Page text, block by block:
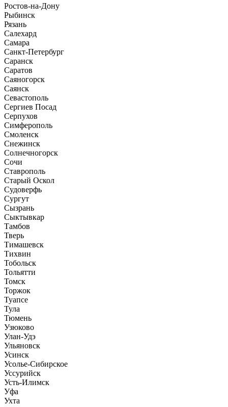
Ростов-на-Дону
Рыбинск
Рязань
Салехард
Самара
Санкт-Петербург
Саранск
Саратов
Саяногорск
Саянск
Севастополь
Сергиев Посад
Серпухов
Симферополь
Смоленск
Снежинск
Солнечногорск
Сочи
Ставрополь
Старый Оскол
Судоверфь
Сургут
Сызрань
Сыктывкар
Тамбов
Тверь
Тимашевск
Тихвин
Тобольск
Тольятти
Томск
Торжок
Туапсе
Тула
Тюмень
Узюково
Улан-Удэ
Ульяновск
Усинск
Усолье-Сибирское
Уссурийск
Усть-Илимск
Уфа
Ухта